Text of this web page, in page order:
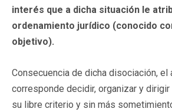
interés que a dicha situación le
ordenamiento jurídico (conocido
objetivo).
Consecuencia de dicha disociación, el
corresponde decidir, organizar y
su libre criterio y sin más